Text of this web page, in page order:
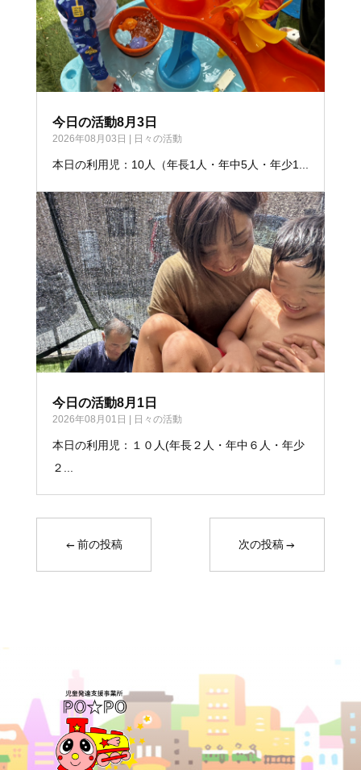
今日の活動8月3日
2026年08月03日 | 日々の活動
本日の利用児：10人（年長1人・年中5人・年少1...
今日の活動8月1日
2026年08月01日 | 日々の活動
本日の利用児：１０人(年長２人・年中６人・年少
２...
←前の投稿 次の投稿→